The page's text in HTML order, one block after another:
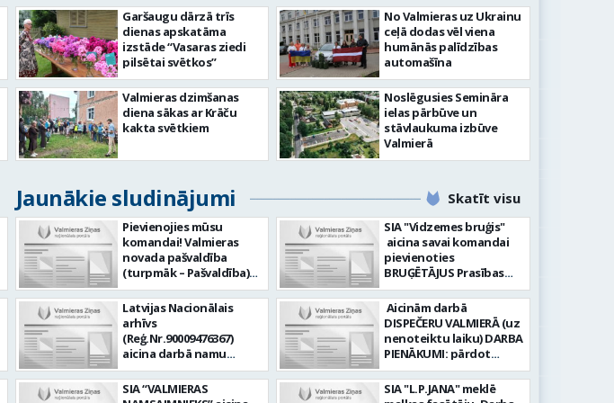
Garšaugu dārzā trīs
dienas apskatāma
izstāde “Vasaras ziedi
pilsētai svētkos”
Valmieras dzimšanas
diena sākas ar Krāču
kakta svētkiem
slimnīcā
No Valmieras uz Ukrainu
ceļā dodas vēl viena
humānās palīdzības
automašīna
Noslēgusies Semināra
ielas pārbūve un
stāvlaukuma izbūve
Valmierā
Jaunākie sludinājumi Skatīt visu
Pievienojies mūsu
komandai! Valmieras
novada pašvaldība
(turpmāk – Pašvaldība)
aicina darbā
Informācijas tehnoloģiju
centra (ITC) informācijas
tehnoloģiju
administratoru/-i (uz
vieta: Rūjienas un
Naukšēnu apvienību
Latvijas Nacionālais
arhīvs
(Reģ.Nr.90009476367)
aicina darbā namu
pārzini (uz nenoteiktu
laiku) Valmieras zonālajā
valsts arhīvā Mēs
SIA “VALMIERAS
SIA "Vidzemes bruģis"
aicina savai komandai
pievienoties
BRUĢĒTĀJUS Prasības
pretendentiem: Vēlme
strādāt - augsta
atbildības sajūta pret
darbu, precizitāte;
Pieredze bruģēšanā vai
ceļu būvniecībā. Darba
pienākumi: Bruģakmens
ieklāšana; Ceļu, ielas
Aicinām darbā
DISPEČERU VALMIERĀ (uz
nenoteiktu laiku) DARBA
PIENĀKUMI: pārdot
braukšanas
dokumentus organizēt
un koordinēt autobusu
SIA "L.P.JANA" meklē